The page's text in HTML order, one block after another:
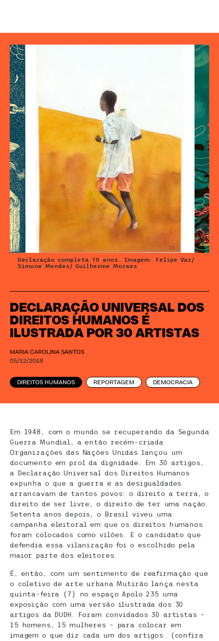
DECLARAÇÃO UNIVERSAL DOS
DIREITOS HUMANOS É
ILUSTRADA POR 30 ARTISTAS
MARIA CAROLINA SANTOS
05/12/2018
DIREITOS HUMANOS REPORTAGEM DEMOCRACIA
Declaração completa 70 anos. Imagem: Felipe Vaz/
Simone Mendes/ Guilherme Moraes
Em 1948, com o mundo se recuperando da Segunda
Guerra Mundial, a então recém-criada
Organizações das Nações Unidas lançou um
documento em prol da dignidade. Em 30 artigos,
a Declaração Universal dos Direitos Humanos
expunha o que a guerra e as desigualdades
arrancavam de tantos povos: o direito a terra, o
direito de ser livre, o direito de ter uma nação.
Setenta anos depois, o Brasil viveu uma
campanha eleitoral em que os direitos humanos
foram colocados como vilões. E o candidato que
defendia essa vilanização foi o escolhido pela
maior parte dos eleitores.
É, então, com um sentimento de reafirmação que
o coletivo de arte urbana Mutirão lança nesta
quinta-feira (7) no espaço Apolo 235 uma
exposição com uma versão ilustrada dos 30
artigos da DUDH. Foram convidados 30 artistas –
15 homens, 15 mulheres – para colocar em
imagem o que diz cada um dos artigos. (confira